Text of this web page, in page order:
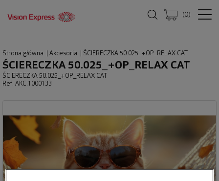
(0)
Strona główna Akcesoria ŚCIERECZKA 50.025_+OP_RELAX CAT
ŚCIERECZKA 50.025_+OP_RELAX CAT
ŚCIERECZKA 50.025_+OP_RELAX CAT
Ref: AKC.1000133